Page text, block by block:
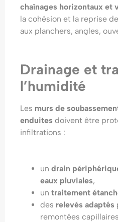
chaînages horizontaux et
la cohésion et la reprise
aux planchers, angles,
Drainage et
l’humidité
Les murs de
enduites doivent être
infiltrations :
un drain
eaux pluviales,
un traitement
des relevés adaptés
remontées